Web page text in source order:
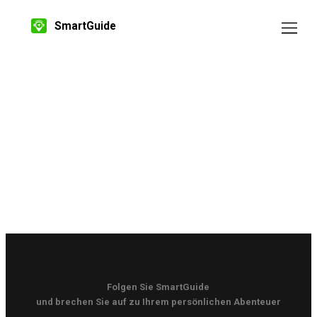
SmartGuide
Folgen Sie SmartGuide
und brechen Sie auf zu Ihrem persönlichen Abenteuer